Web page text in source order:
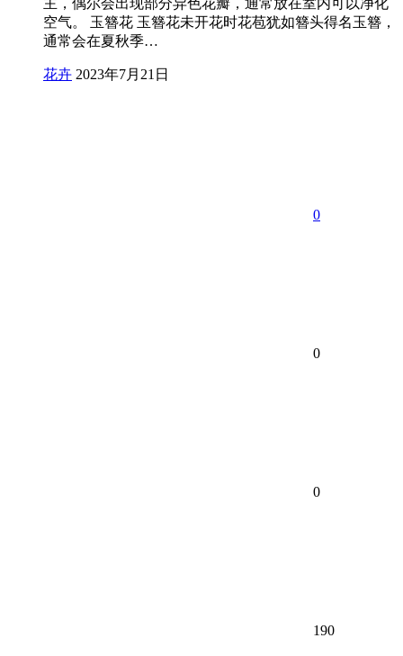
空气。 玉簪花 玉簪花未开花时花苞犹如簪头得名玉簪，
通常会在夏秋季…
花卉 2023年7月21日
0
0
0
190